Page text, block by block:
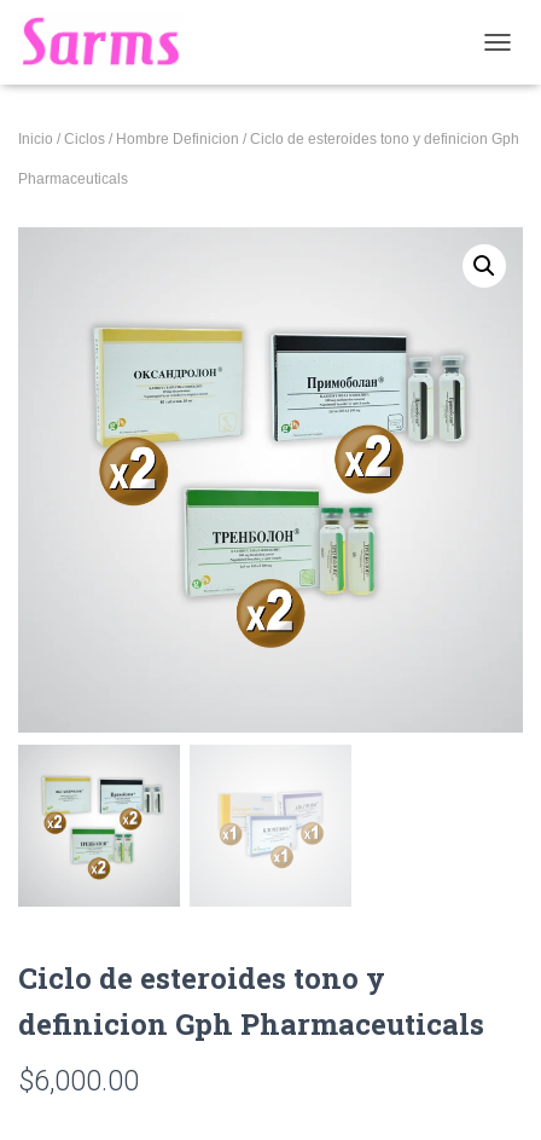
Inicio / Ciclos / Hombre Definicion / Ciclo de esteroides tono y definicion Gph
Pharmaceuticals
Ciclo de esteroides tono y
definicion Gph Pharmaceuticals
$6,000.00